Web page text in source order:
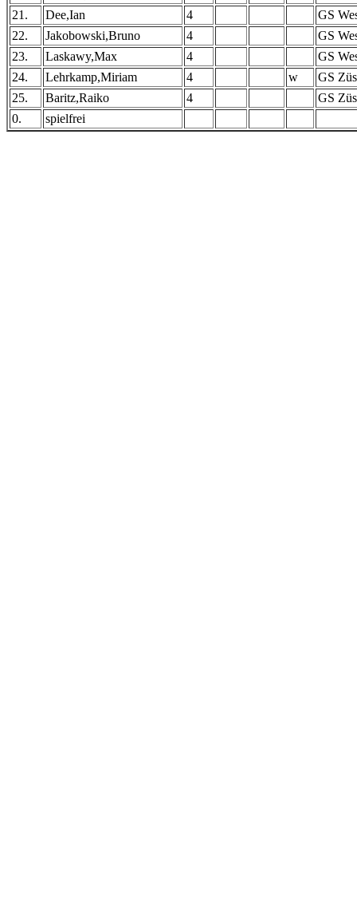
21.
Dee,Ian 4
GS
22.
Jakobowski,Bruno 4
GS
23.
Laskawy,Max 4
GS
24.
Lehrkamp,Miriam 4 w
GS
25.
Baritz,Raiko 4
GS
0.
spielfrei